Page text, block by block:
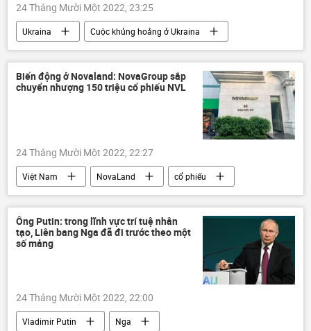
24 Tháng Mười Một 2022, 23:25
Ukraina
Cuộc khủng hoảng ở Ukraina
Phần Lan
Chính trị
viện trợ
Chiến dịch quân sự đặc biệt tại Ukraina
Biến động ở Novaland: NovaGroup sắp
chuyển nhượng 150 triệu cổ phiếu NVL
24 Tháng Mười Một 2022, 22:27
Việt Nam NovaLand
cổ phiếu
Kinh tế
Ông Putin: trong lĩnh vực trí tuệ nhân
tạo, Liên bang Nga đã đi trước theo một
số mảng
24 Tháng Mười Một 2022, 22:00
Vladimir Putin
Nga